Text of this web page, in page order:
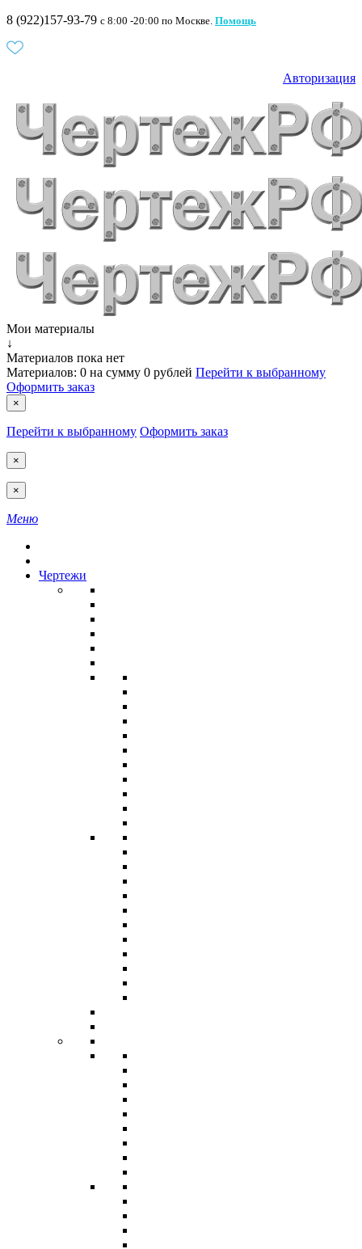
8 (922)157-93-79 c 8:00 -20:00 по Москве. Помощь
Авторизация
Мои материалы
↓
Материалов пока нет
Материалов: 0 на сумму 0 рублей Перейти к выбранному
Оформить заказ
×
Перейти к выбранному Оформить заказ
×
×
Меню
Чертежи